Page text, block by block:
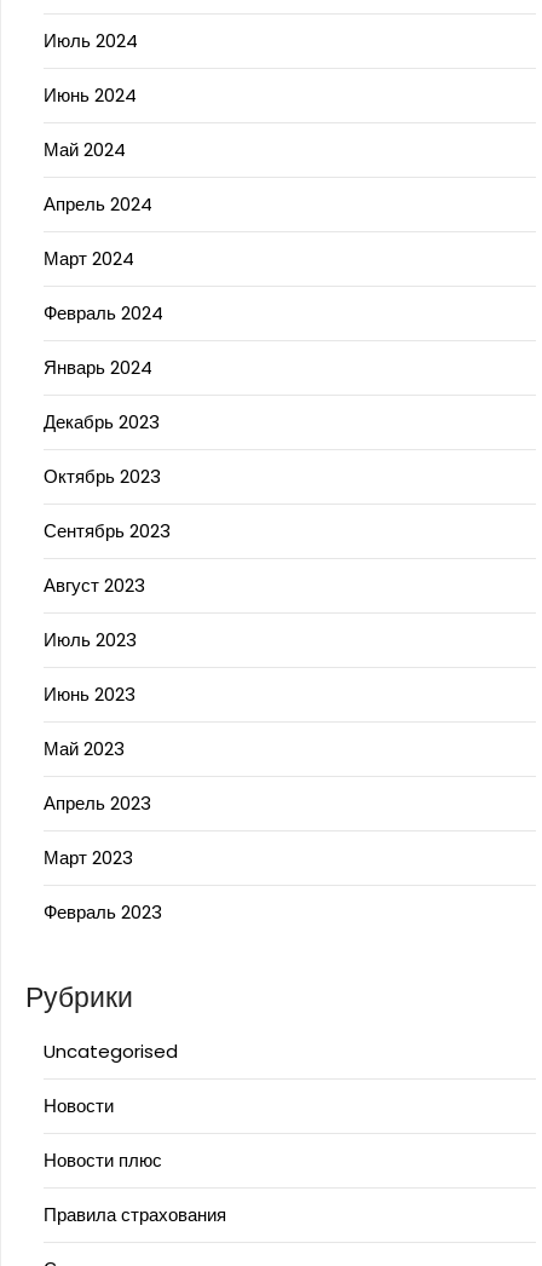
Июль 2024
Июнь 2024
Май 2024
Апрель 2024
Март 2024
Февраль 2024
Январь 2024
Декабрь 2023
Октябрь 2023
Сентябрь 2023
Август 2023
Июль 2023
Июнь 2023
Май 2023
Апрель 2023
Март 2023
Февраль 2023
Рубрики
Uncategorised
Новости
Новости плюс
Правила страхования